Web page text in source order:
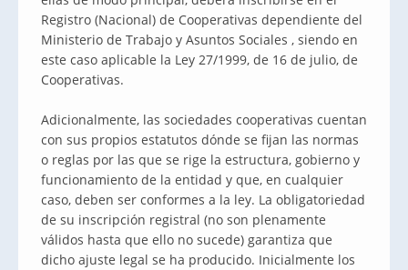
Registro (Nacional) de Cooperativas dependiente del
Ministerio de Trabajo y Asuntos Sociales , siendo en
este caso aplicable la Ley 27/1999, de 16 de julio, de
Cooperativas.
Adicionalmente, las sociedades cooperativas cuentan
con sus propios estatutos dónde se fijan las normas
o reglas por las que se rige la estructura, gobierno y
funcionamiento de la entidad y que, en cualquier
caso, deben ser conformes a la ley. La obligatoriedad
de su inscripción registral (no son plenamente
válidos hasta que ello no sucede) garantiza que
dicho ajuste legal se ha producido. Inicialmente los